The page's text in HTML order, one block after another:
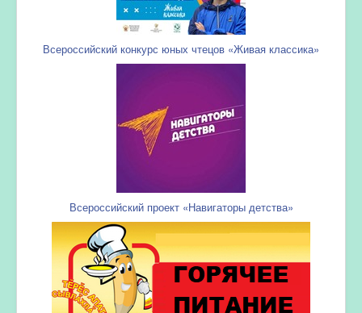
Всероссийский конкурс юных чтецов «Живая классика»
Всероссийский проект «Навигаторы детства»